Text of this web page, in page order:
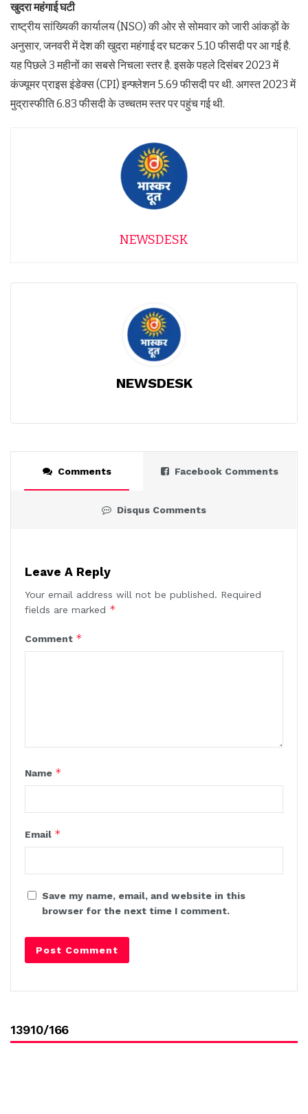
खुदरा महंगाई घटी
राष्ट्रीय सांख्यिकी कार्यालय (NSO) की ओर से सोमवार को जारी आंकड़ों के
अनुसार, जनवरी में देश की खुदरा महंगाई दर घटकर 5.10 फीसदी पर आ गई है.
यह पिछले 3 महीनों का सबसे निचला स्तर है. इसके पहले दिसंबर 2023 में
कंज्यूमर प्राइस इंडेक्स (CPI) इन्फ्लेशन 5.69 फीसदी पर थी. अगस्त 2023 में
मुद्रास्फीति 6.83 फीसदी के उच्चतम स्तर पर पहुंच गई थी.
NEWSDESK
NEWSDESK
Comments Facebook Comments
Disqus Comments
Leave A Reply
Your email address will not be published. Required
fields are marked *
Comment *
Name *
Email *
Save my name, email, and website in this
browser for the next time I comment.
13910/166